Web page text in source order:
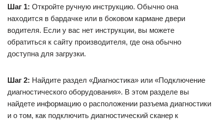
Шаг 1: Откройте ручную инструкцию. Обычно она
находится в бардачке или в боковом кармане двери
водителя. Если у вас нет инструкции, вы можете
обратиться к сайту производителя, где она обычно
доступна для загрузки.
Шаг 2: Найдите раздел «Диагностика» или «Подключение
диагностического оборудования». В этом разделе вы
найдете информацию о расположении разъема диагностики
и о том, как подключить диагностический сканер к